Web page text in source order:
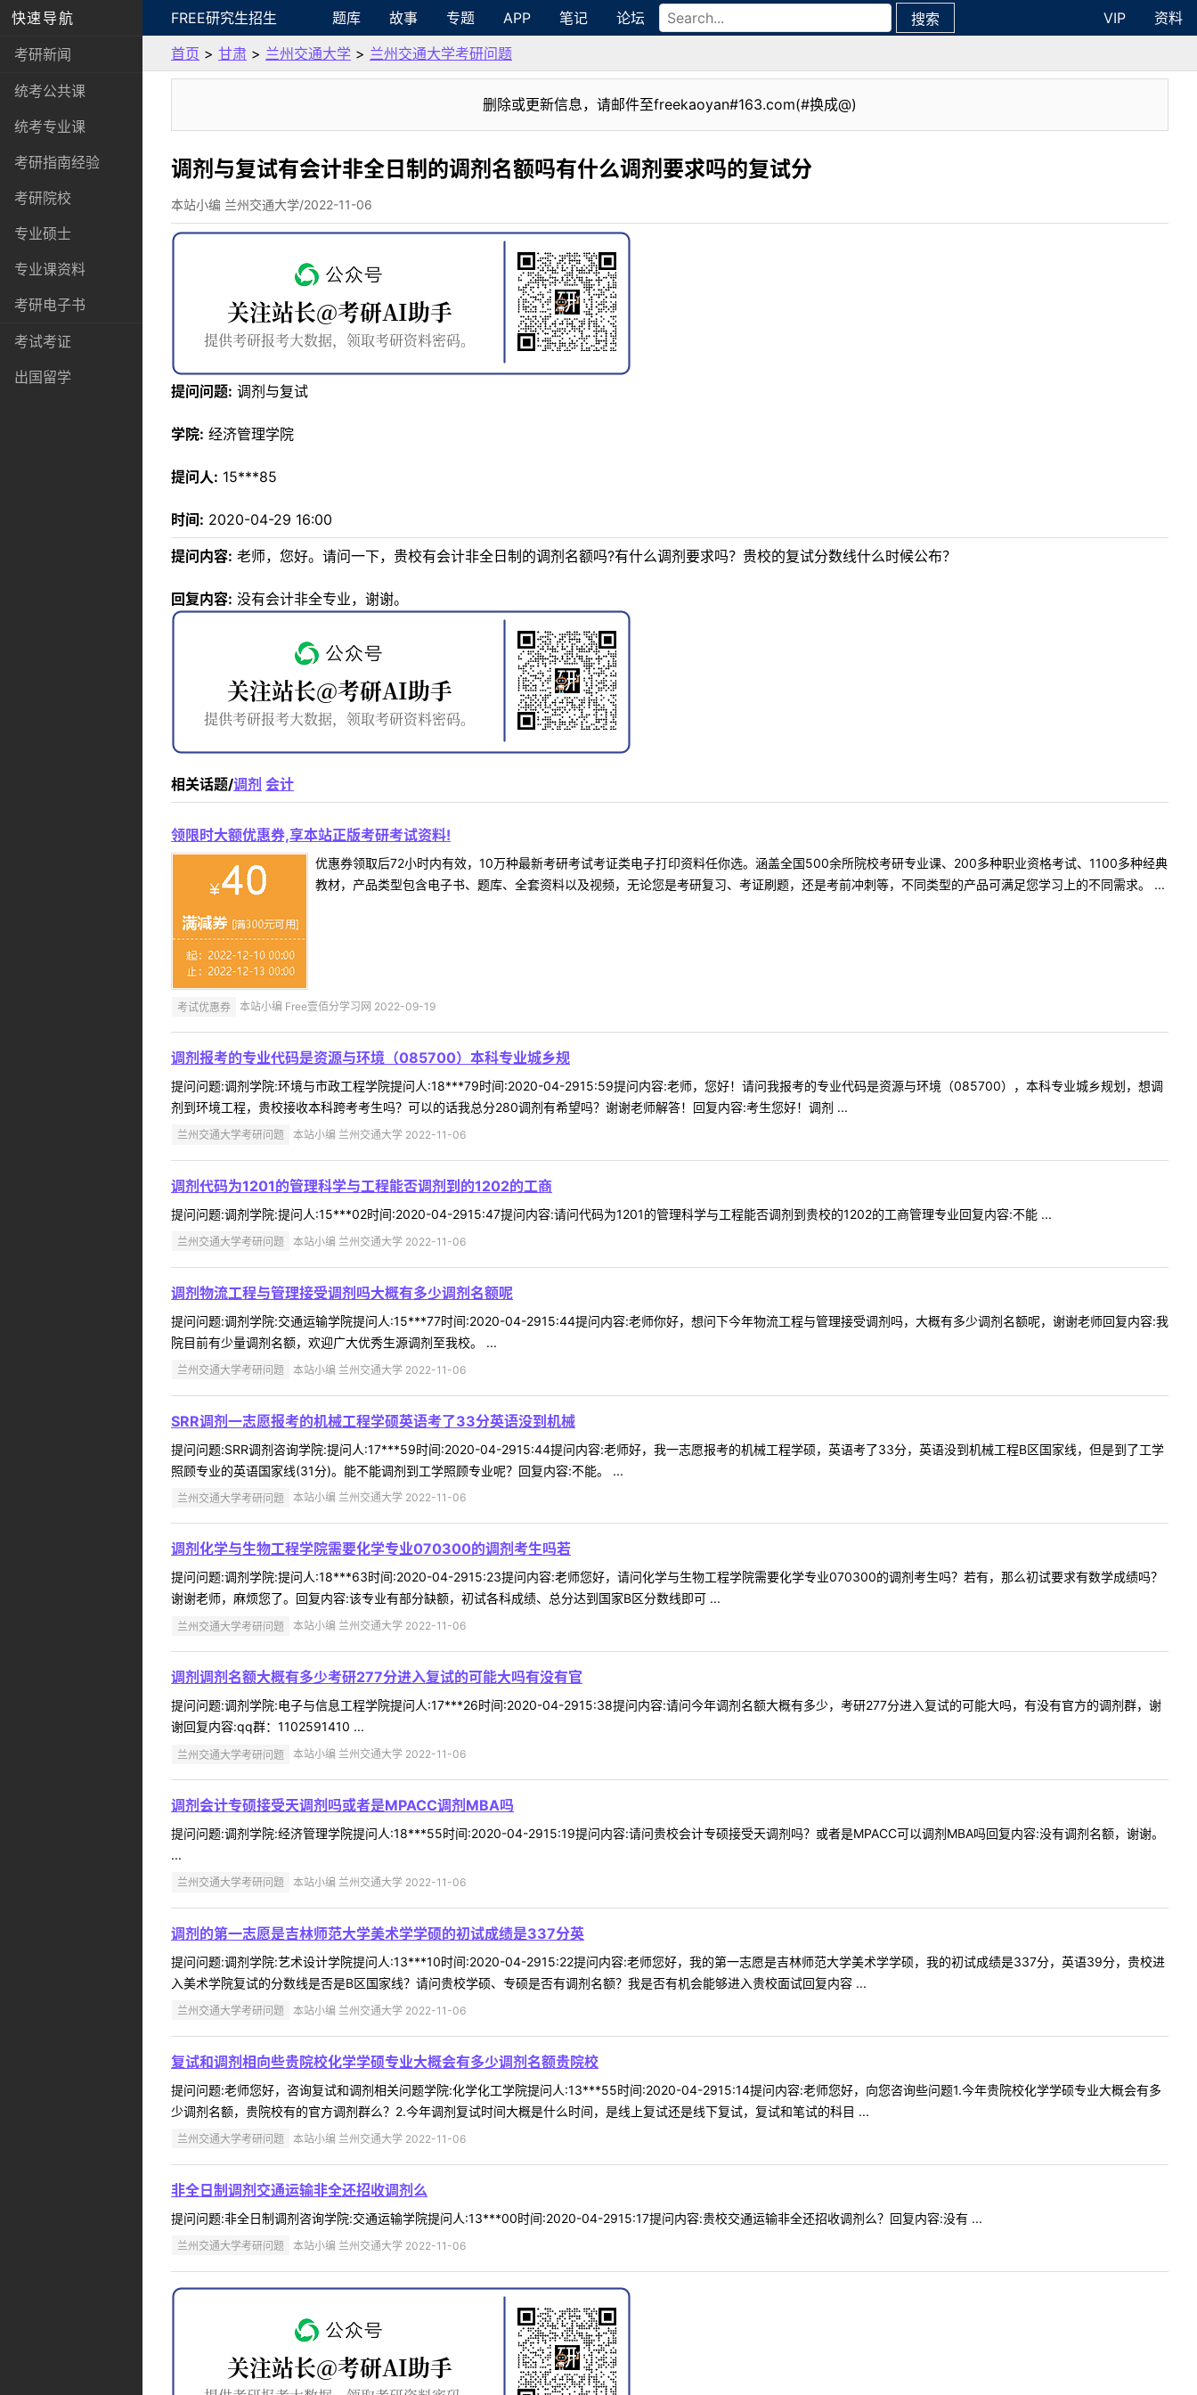
快速导航
考研新闻
统考公共课
统考专业课
考研指南经验
考研院校
专业硕士
专业课资料
考研电子书
考试考证
出国留学
FREE研究生招生 题库 故事 专题 APP 笔记 论坛 搜索 VIP
资料
首页 > 甘肃 > 兰州交通大学 > 兰州交通大学考研问题
删除或更新信息，请邮件至freekaoyan#163.com(#换成@)
调剂与复试有会计非全日制的调剂名额吗有什么调剂要求吗的复试分
本站小编 兰州交通大学/2022-11-06
提问问题: 调剂与复试
学院: 经济管理学院
提问人: 15***85
时间: 2020-04-29 16:00
提问内容: 老师，您好。请问一下，贵校有会计非全日制的调剂名额吗?有什么调剂要求吗？贵校的复试分数线什么时候公布？
回复内容: 没有会计非全专业，谢谢。
相关话题/调剂 会计
领限时大额优惠券,享本站正版考研考试资料!
优惠券领取后72小时内有效，10万种最新考研考试考证类电子打印资料任你选。涵盖全国500余所院校考研专业课、200多种职业资格考试、1100多种经典
教材，产品类型包含电子书、题库、全套资料以及视频，无论您是考研复习、考证刷题，还是考前冲刺等，不同类型的产品可满足您学习上的不同需求。 ...
考试优惠券 本站小编 Free壹佰分学习网 2022-09-19
调剂报考的专业代码是资源与环境（085700）本科专业城乡规
提问问题:调剂学院:环境与市政工程学院提问人:18***79时间:2020-04-2915:59提问内容:老师，您好！请问我报考的专业代码是资源与环境（085700），本科专业城乡规划，想调
剂到环境工程，贵校接收本科跨考考生吗？可以的话我总分280调剂有希望吗？谢谢老师解答！回复内容:考生您好！调剂 ...
兰州交通大学考研问题 本站小编 兰州交通大学 2022-11-06
调剂代码为1201的管理科学与工程能否调剂到的1202的工商
提问问题:调剂学院:提问人:15***02时间:2020-04-2915:47提问内容:请问代码为1201的管理科学与工程能否调剂到贵校的1202的工商管理专业回复内容:不能 ...
兰州交通大学考研问题 本站小编 兰州交通大学 2022-11-06
调剂物流工程与管理接受调剂吗大概有多少调剂名额呢
提问问题:调剂学院:交通运输学院提问人:15***77时间:2020-04-2915:44提问内容:老师你好，想问下今年物流工程与管理接受调剂吗，大概有多少调剂名额呢，谢谢老师回复内容:我
院目前有少量调剂名额，欢迎广大优秀生源调剂至我校。 ...
兰州交通大学考研问题 本站小编 兰州交通大学 2022-11-06
SRR调剂一志愿报考的机械工程学硕英语考了33分英语没到机械
提问问题:SRR调剂咨询学院:提问人:17***59时间:2020-04-2915:44提问内容:老师好，我一志愿报考的机械工程学硕，英语考了33分，英语没到机械工程B区国家线，但是到了工学
照顾专业的英语国家线(31分)。能不能调剂到工学照顾专业呢？回复内容:不能。 ...
兰州交通大学考研问题 本站小编 兰州交通大学 2022-11-06
调剂化学与生物工程学院需要化学专业070300的调剂考生吗若
提问问题:调剂学院:提问人:18***63时间:2020-04-2915:23提问内容:老师您好，请问化学与生物工程学院需要化学专业070300的调剂考生吗？若有，那么初试要求有数学成绩吗？
谢谢老师，麻烦您了。回复内容:该专业有部分缺额，初试各科成绩、总分达到国家B区分数线即可 ...
兰州交通大学考研问题 本站小编 兰州交通大学 2022-11-06
调剂调剂名额大概有多少考研277分进入复试的可能大吗有没有官
提问问题:调剂学院:电子与信息工程学院提问人:17***26时间:2020-04-2915:38提问内容:请问今年调剂名额大概有多少，考研277分进入复试的可能大吗，有没有官方的调剂群，谢
谢回复内容:qq群：1102591410 ...
兰州交通大学考研问题 本站小编 兰州交通大学 2022-11-06
调剂会计专硕接受天调剂吗或者是MPACC调剂MBA吗
提问问题:调剂学院:经济管理学院提问人:18***55时间:2020-04-2915:19提问内容:请问贵校会计专硕接受天调剂吗？或者是MPACC可以调剂MBA吗回复内容:没有调剂名额，谢谢。
...
兰州交通大学考研问题 本站小编 兰州交通大学 2022-11-06
调剂的第一志愿是吉林师范大学美术学学硕的初试成绩是337分英
提问问题:调剂学院:艺术设计学院提问人:13***10时间:2020-04-2915:22提问内容:老师您好，我的第一志愿是吉林师范大学美术学学硕，我的初试成绩是337分，英语39分，贵校进
入美术学院复试的分数线是否是B区国家线？请问贵校学硕、专硕是否有调剂名额？我是否有机会能够进入贵校面试回复内容 ...
兰州交通大学考研问题 本站小编 兰州交通大学 2022-11-06
复试和调剂相向些贵院校化学学硕专业大概会有多少调剂名额贵院校
提问问题:老师您好，咨询复试和调剂相关问题学院:化学化工学院提问人:13***55时间:2020-04-2915:14提问内容:老师您好，向您咨询些问题1.今年贵院校化学学硕专业大概会有多
少调剂名额，贵院校有的官方调剂群么？2.今年调剂复试时间大概是什么时间，是线上复试还是线下复试，复试和笔试的科目 ...
兰州交通大学考研问题 本站小编 兰州交通大学 2022-11-06
非全日制调剂交通运输非全还招收调剂么
提问问题:非全日制调剂咨询学院:交通运输学院提问人:13***00时间:2020-04-2915:17提问内容:贵校交通运输非全还招收调剂么？回复内容:没有 ...
兰州交通大学考研问题 本站小编 兰州交通大学 2022-11-06